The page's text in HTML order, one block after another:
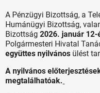
A Pénzügyi Bizottság, a
Humánügyi Bizottság,
Bizottság2026. január
Polgármesteri Hivatal
együttes nyilvános ülést
A nyilvános
megtalálhatóak.